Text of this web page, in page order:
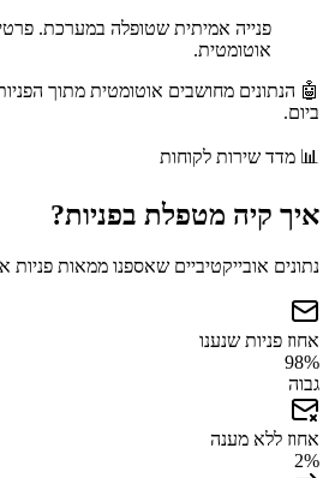
פנייה אמיתית שטופלה במערכת.
אוטומטית.
🤖 הנתונים מחושבים אוטומטית מתוך
ביום.
📊 מדד שירות לקוחות
איך קיה מטפלת בפניות?
נתונים אובייקטיביים שאספנו ממאות פניות
אחוז פניות שנענו
98%
גבוה
אחוז ללא מענה
2%